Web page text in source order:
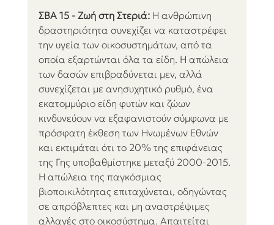
ΣΒΑ 15 - Ζωή στη Στεριά: Η ανθρώπινη
δραστηριότητα συνεχίζει να καταστρέφει
την υγεία των οικοσυστημάτων, από τα
οποία εξαρτώνται όλα τα είδη. Η απώλεια
των δασών επιβραδύνεται μεν, αλλά
συνεχίζεται με ανησυχητικό ρυθμό, ένα
εκατομμύριο είδη φυτών και ζώων
κινδυνεύουν να εξαφανιστούν σύμφωνα με
πρόσφατη έκθεση των Ηνωμένων Εθνών
και εκτιμάται ότι το 20% της επιφάνειας
της Γης υποβαθμίστηκε μεταξύ 2000-2015.
Η απώλεια της παγκόσμιας
βιοποικιλότητας επιταχύνεται, οδηγώντας
σε απρόβλεπτες και μη αναστρέψιμες
αλλαγές στο οικοσύστημα. Απαιτείται